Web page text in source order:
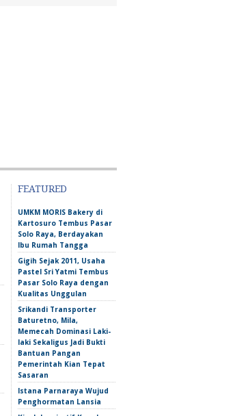
FEATURED
UMKM MORIS Bakery di
Kartosuro Tembus Pasar
Solo Raya, Berdayakan
Ibu Rumah Tangga
Gigih Sejak 2011, Usaha
Pastel Sri Yatmi Tembus
Pasar Solo Raya dengan
Kualitas Unggulan
Srikandi Transporter
Baturetno, Mila,
Memecah Dominasi Laki-
laki Sekaligus Jadi Bukti
Bantuan Pangan
Pemerintah Kian Tepat
Sasaran
Istana Parnaraya Wujud
Penghormatan Lansia